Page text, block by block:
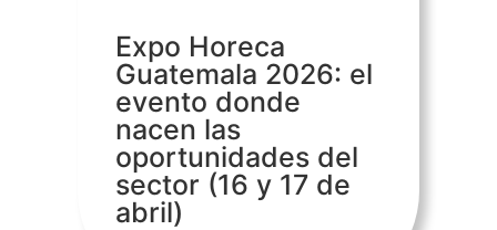
Expo Horeca
Guatemala 2026: el
evento donde
nacen las
oportunidades del
sector (16 y 17 de
abril)